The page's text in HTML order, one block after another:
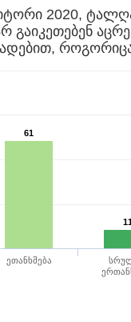
2020,
გაიკეთებენ
61
ეთანხმება